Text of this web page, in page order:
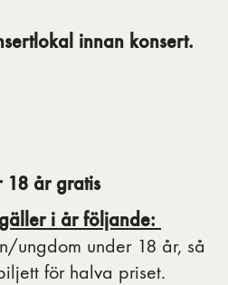
innan konsert.
18 år gratis
i år följande:
ungdom under 18 år, så
för halva priset.